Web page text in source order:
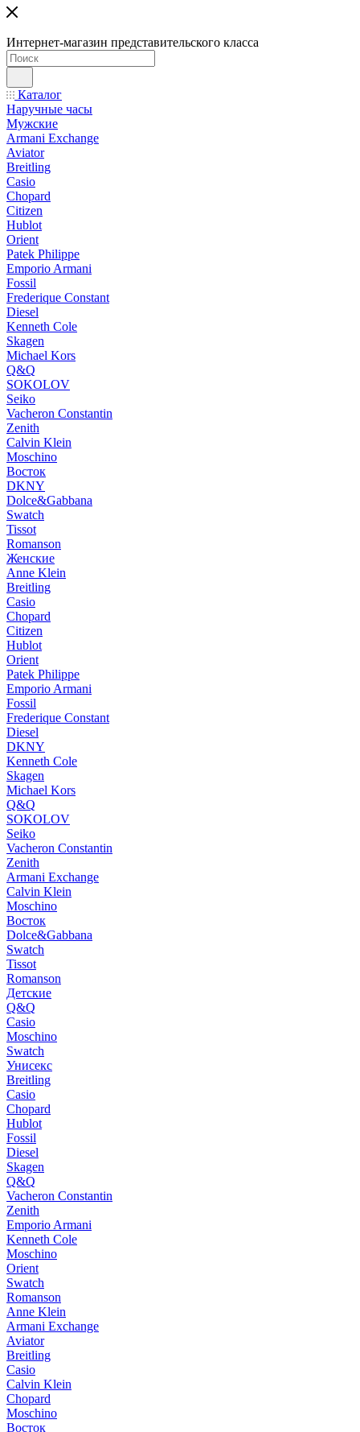
Интернет-магазин представительского класса
Каталог
Наручные часы
Мужские
Armani Exchange
Aviator
Breitling
Casio
Chopard
Citizen
Hublot
Orient
Patek Philippe
Emporio Armani
Fossil
Frederique Constant
Diesel
Kenneth Cole
Skagen
Michael Kors
Q&Q
SOKOLOV
Seiko
Vacheron Constantin
Zenith
Calvin Klein
Moschino
Восток
DKNY
Dolce&Gabbana
Swatch
Tissot
Romanson
Женские
Anne Klein
Breitling
Casio
Chopard
Citizen
Hublot
Orient
Patek Philippe
Emporio Armani
Fossil
Frederique Constant
Diesel
DKNY
Kenneth Cole
Skagen
Michael Kors
Q&Q
SOKOLOV
Seiko
Vacheron Constantin
Zenith
Armani Exchange
Calvin Klein
Moschino
Восток
Dolce&Gabbana
Swatch
Tissot
Romanson
Детские
Q&Q
Casio
Moschino
Swatch
Унисекс
Breitling
Casio
Chopard
Hublot
Fossil
Diesel
Skagen
Q&Q
Vacheron Constantin
Zenith
Emporio Armani
Kenneth Cole
Moschino
Orient
Swatch
Romanson
Anne Klein
Armani Exchange
Aviator
Breitling
Casio
Calvin Klein
Chopard
Moschino
Восток